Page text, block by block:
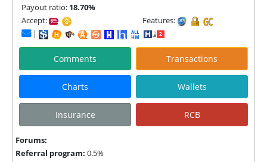
Payout ratio: 18.70%
Accept:
Features:
|
Comments Transactions
Charts Wallets
Insurance RCB
Forums:
Referral program: 0.5%